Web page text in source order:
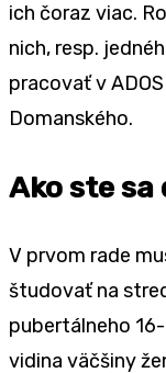
ich čoraz viac.
nich, resp.
pracovať v
Domanského.
Ako ste
V prvom rade
študovať na
pubertálneho
vidina väčšiny